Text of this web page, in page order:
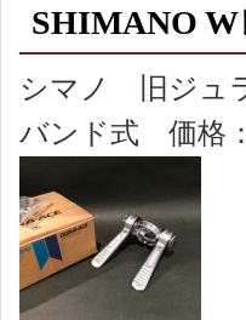
SHIMANO
シマノ 旧ジュ
バンド式 価格